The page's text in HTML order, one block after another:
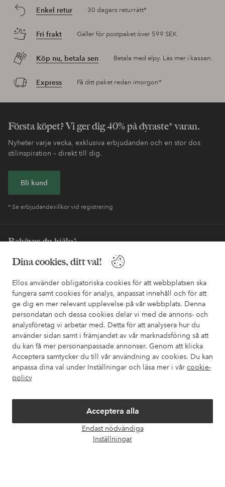
Dina cookies, ditt val!
Ellos använder obligatoriska cookies för att webbplatsen ska
fungera samt cookies för analys, anpassat innehåll och för att
ge dig en mer relevant upplevelse på vår webbplats. Denna
persondatan och dessa cookies delar vi med de annons- och
analysföretag vi arbetar med. Detta för att analysera hur du
använder sidan samt i främjandet av vår marknadsföring så att
du kan få mer personanpassade annonser. Genom att klicka
Acceptera samtycker du till vår användning av cookies. Du kan
anpassa dina val under Inställningar och läsa mer i vår cookie-
policy
Acceptera alla
Endast nödvändiga
Inställningar
Enkel retur 30 dagars returrätt*
Fri frakt Gäller för postpaket över 599 SEK
Köp nu, betala sen Betala med elpy. Läs mer i kassan.
Express Få ditt paket redan imorgon*
Första köpet? Vi ger dig 40% på dyraste* varan.
Nyheter varje vecka, exklusiva erbjudanden och en stor dos
stilinspiration – direkt till dig.
Bli kund
* Se erbjudandevillkor vid registrering
Behöver du hjälp?
I vår FAQ hittar du svaren på de vanligaste frågorna. Här finns
också information om hur du enklast kontaktar oss.
Kundservice Beställning Betalsätt
Mina sidor
Om Ellos
Villkor